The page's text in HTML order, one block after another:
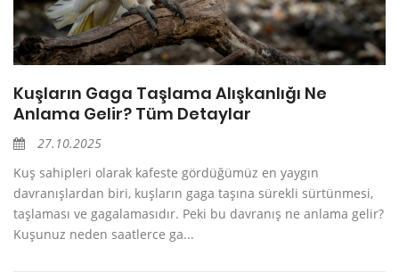
Kuşların Gaga Taşlama Alışkanlığı Ne
Anlama Gelir? Tüm Detaylar
27.10.2025
Kuş sahipleri olarak kafeste gördüğümüz en yaygın
davranışlardan biri, kuşların gaga taşına sürekli sürtünmesi,
taşlaması ve gagalamasıdır. Peki bu davranış ne anlama gelir?
Kuşunuz neden saatlerce ga...